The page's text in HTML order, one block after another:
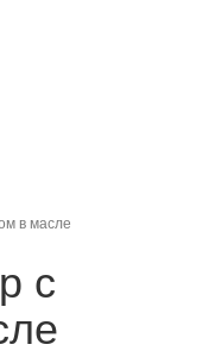
в масле
с